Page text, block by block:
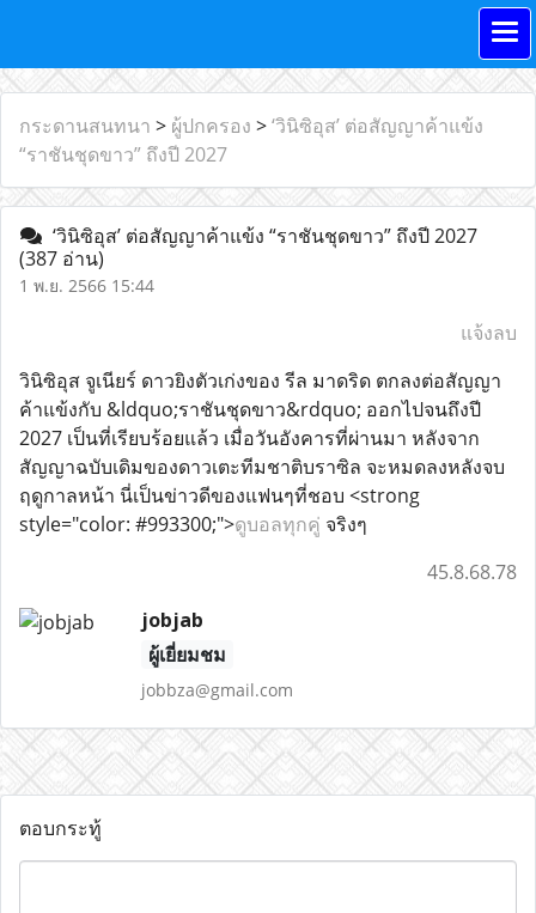
กระดานสนทนา > ผู้ปกครอง >‘วินิซิอุส’ ต่อสัญญาค้าแข้ง
“ราชันชุดขาว” ถึงปี 2027
‘วินิซิอุส’ ต่อสัญญาค้าแข้ง “ราชันชุดขาว” ถึงปี 2027
(387 อ่าน)
1 พ.ย. 2566 15:44
แจ้งลบ
วินิซิอุส จูเนียร์ ดาวยิงตัวเก่งของ รีล มาดริด ตกลงต่อสัญญา
ค้าแข้งกับ &ldquo;ราชันชุดขาว&rdquo; ออกไปจนถึงปี
2027 เป็นที่เรียบร้อยแล้ว เมื่อวันอังคารที่ผ่านมา หลังจาก
สัญญาฉบับเดิมของดาวเตะทีมชาติบราซิล จะหมดลงหลังจบ
ฤดูกาลหน้า นี่เป็นข่าวดีของแฟนๆที่ชอบ <strong
style="color: #993300;">ดูบอลทุกคู่ จริงๆ
45.8.68.78
jobjab
ผู้เยี่ยมชม
jobbza@gmail.com
ตอบกระทู้